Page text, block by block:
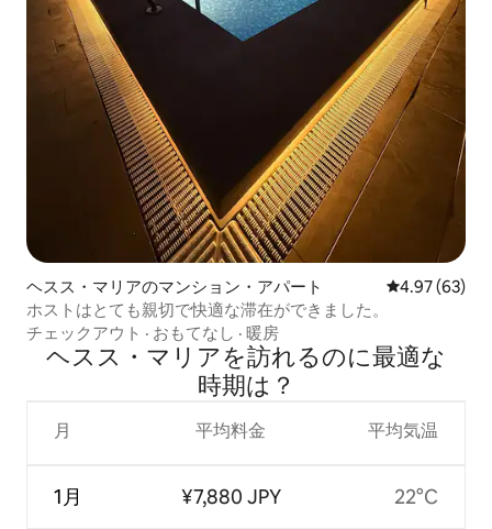
ヘスス・マリアのマンション・アパート レビュー63
4.97 (63)
ホストはとても親切で快適な滞在ができました。
チェックアウト · おもてなし · 暖房
ヘスス・マリアを訪⁠れ⁠るの⁠に最⁠適⁠な
時⁠期⁠は⁠？
月
1月
平均料金
¥7,880 JPY
平均気温
22°C